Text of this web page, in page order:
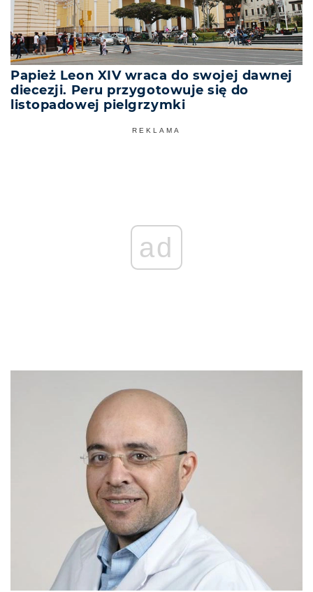
Papież Leon XIV wraca do swojej dawnej
diecezji. Peru przygotowuje się do
listopadowej pielgrzymki
REKLAMA
ad